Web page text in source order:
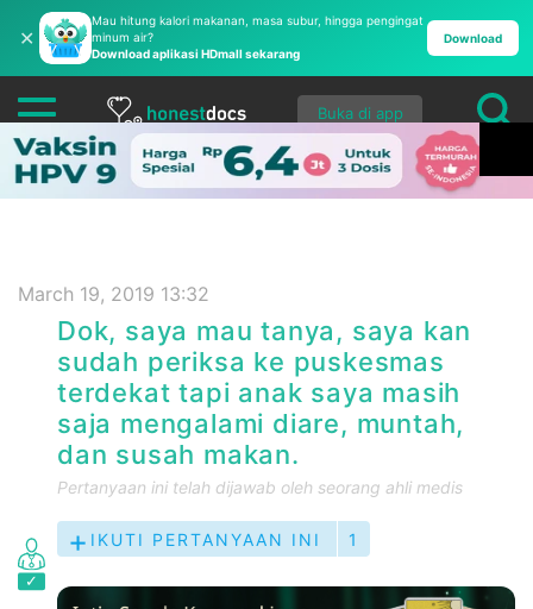
✕
Mau hitung kalori makanan, masa subur, hingga pengingat
minum air?
Download aplikasi HDmall sekarang
Download
Buka di app
March 19, 2019 13:32
Dok, saya mau tanya, saya kan
sudah periksa ke puskesmas
terdekat tapi anak saya masih
saja mengalami diare, muntah,
dan susah makan.
Pertanyaan ini telah dijawab oleh seorang ahli medis
IKUTI PERTANYAAN INI 1